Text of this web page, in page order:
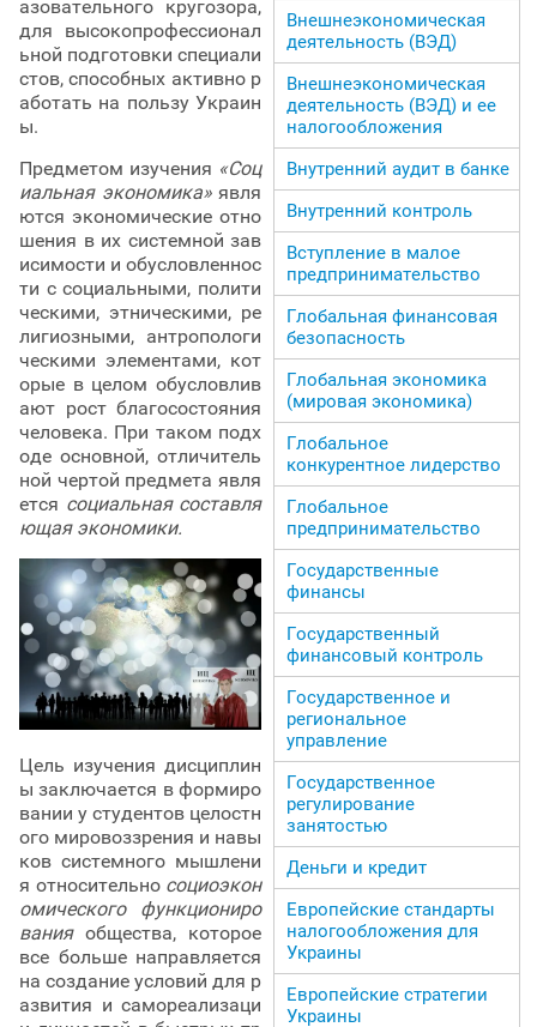
азовательного кругозора,
для высокопрофессионал
ьной подготовки специали
стов, способных активно р
аботать на пользу Украин
ы.
Предметом изучения «Соц
иальная экономика»явля
ются экономические отно
шения в их системной зав
исимости и обусловленнос
ти с социальными, полити
ческими, этническими, ре
лигиозными, антропологи
ческими элементами, кот
орые в целом обусловлив
ают рост благосостояния
человека. При таком подх
оде основной, отличитель
ной чертой предмета явля
ется социальная составля
ющая экономики.
Цель изучения дисциплин
ы заключается в формиро
вании у студентов целостн
ого мировоззрения и навы
ков системного мышлени
я относительно социоэкон
омического функциониро
ванияобщества, которое
все больше направляется
на создание условий для р
азвития и самореализаци
Внешнеэкономическая
деятельность (ВЭД)
Внешнеэкономическая
деятельность (ВЭД) и ее
налогообложения
Внутренний аудит в банке
Внутренний контроль
Вступление в малое
предпринимательство
Глобальная финансовая
безопасность
Глобальная экономика
(мировая экономика)
Глобальное
конкурентное лидерство
Глобальное
предпринимательство
Государственные
финансы
Государственный
финансовый контроль
Государственное и
региональное
управление
Государственное
регулирование
занятостью
Деньги и кредит
Европейские стандарты
налогообложения для
Украины
Европейские стратегии
Украины